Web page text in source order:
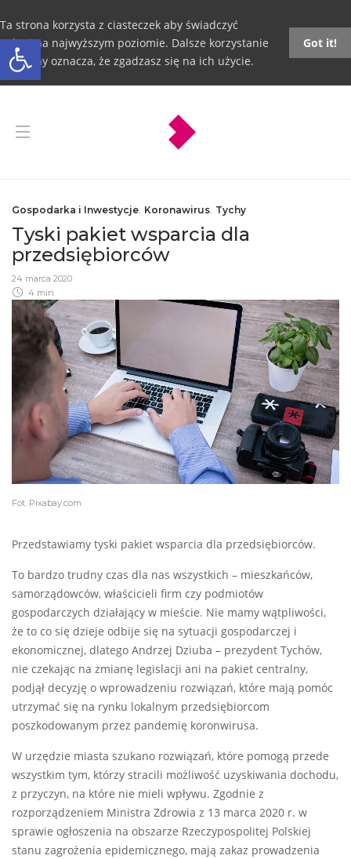
Otwórz pasek narzędzi
Ta strona korzysta z ciasteczek aby świadczyć
usługi na najwyższym poziomie. Dalsze korzystanie
ze strony oznacza, że zgadzasz się na ich użycie.
Got it!
Gospodarka i Inwestycje, Koronawirus, Tychy
Tyski pakiet wsparcia dla
przedsiębiorców
24 marca 2020
4 min
Fot. Pixabay.com
Przedstawiamy tyski pakiet wsparcia dla przedsiębiorców.
To bardzo trudny czas dla nas wszystkich – mieszkańców,
samorządowców, właścicieli firm czy podmiotów
gospodarczych działający w mieście. Nie mamy wątpliwości,
że to co się dzieje odbije się na sytuacji gospodarczej i
ekonomicznej, dlatego Andrzej Dziuba – prezydent Tychów,
nie czekając na zmianę legislacji ani na pakiet centralny,
podjął decyzję o wprowadzeniu rozwiązań, które mają pomóc
utrzymać się na rynku lokalnym przedsiębiorcom
poszkodowanym przez pandemię koronwirusa.
W urzędzie miasta szukano rozwiązań, które pomogą przede
wszystkim tym, którzy stracili możliwość uzyskiwania dochodu,
z przyczyn, na które nie mieli wpływu. Zgodnie z
rozporządzeniem Ministra Zdrowia z 13 marca 2020 r. w
sprawie ogłoszenia na obszarze Rzeczypospolitej Polskiej
stanu zagrożenia epidemicznego, mają zakaz prowadzenia